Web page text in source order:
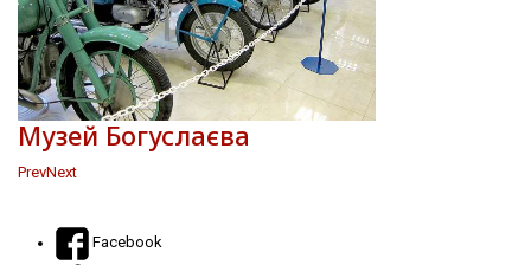
Музей Богуслаєва
PrevNext
Facebook